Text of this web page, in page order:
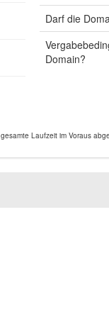
Darf die
Domain?
Laufzeit im Voraus